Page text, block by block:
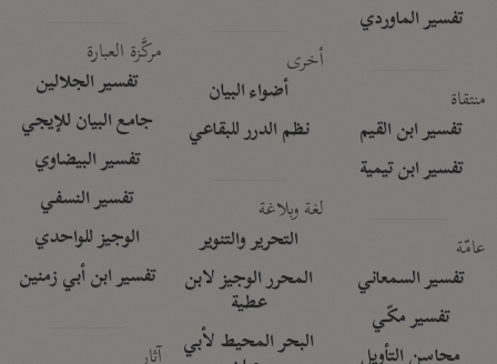
تفسير الماوردي
منتقاة
تفسير ابن القيم
تفسير ابن تيمية
عامّة
تفسير السمعاني
تفسير مكّي
أخرى
أضواء البيان
نظم الدرر للبقاعي
لغة وبلاغة
التحرير والتنوير
المحرر الوجيز لابن
عطية
البحر المحيط لأبي
مركَّزة العبارة
تفسير الجلالين
جامع البيان للإيجي
تفسير البيضاوي
تفسير النسفي
الوجيز للواحدي
تفسير ابن أبي زمنين